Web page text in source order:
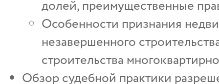
долей, преимущественные
Особенности признания
незавершенного
строительства
Обзор судебной практики